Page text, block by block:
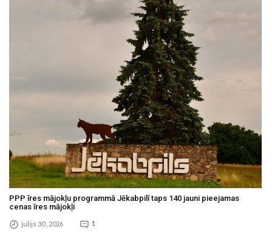
PPP īres mājokļu programmā Jēkabpilī taps 140 jauni pieejamas
cenas īres mājokļi
julijs 30 , 2026 1